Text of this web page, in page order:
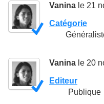
Vanina le 21
Catégorie
Vanina le 20
Editeur
Publique